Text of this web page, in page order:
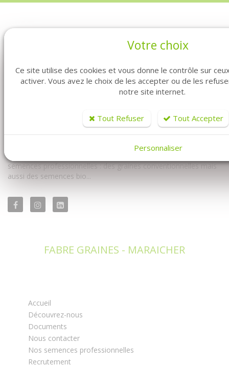
bon endroit. Fabre Graines vous propose la vente de graines en
ligne pour vous les professionnels.
Vous y trouverez à la fois notre univers conventionnel mais
semences professionnelles : des graines conventionnelles mais
aussi des semences bio...
FABRE GRAINES - MARAICHER
Accueil
Découvrez-nous
Documents
Nous contacter
Nos semences professionnelles
Recrutement
Votre choix
Ce site utilise des cookies et vous donne le contrôle sur
activer. Vous avez le choix de les accepter ou de les
notre site internet.
Tout Refuser Tout Accepter
Personnaliser